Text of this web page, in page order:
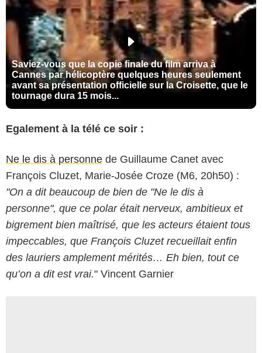
Saviez-vous que la copie finale du film arriva à
Cannes par hélicoptère quelques heures seulement
avant sa présentation officielle sur la Croisette, que le
tournage dura 15 mois...
Egalement à la télé ce soir :
Ne le dis à personne de Guillaume Canet avec
François Cluzet, Marie-Josée Croze (M6, 20h50) :
"On a dit beaucoup de bien de "Ne le dis à
personne", que ce polar était nerveux, ambitieux et
bigrement bien maîtrisé, que les acteurs étaient tous
impeccables, que François Cluzet recueillait enfin
des lauriers amplement mérités… Eh bien, tout ce
qu’on a dit est vrai." Vincent Garnier